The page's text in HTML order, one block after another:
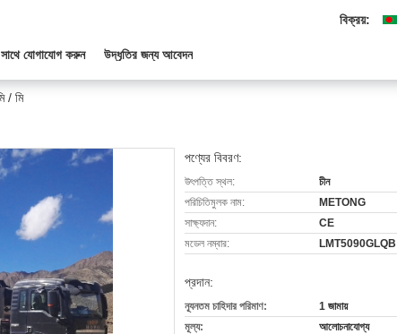
বিক্রয়:
যোগাযোগ করুন উদ্ধৃতির জন্য আবেদন
/ মি
পণ্যের বিবরণ:
উৎপত্তি স্থল:
চীন
পরিচিতিমুলক নাম:
METONG
সাক্ষ্যদান:
CE
মডেল নম্বার:
LMT5090GLQB
প্রদান:
ন্যূনতম চাহিদার পরিমাণ:
1 জামায়
মূল্য:
আলোচনাযোগ্য